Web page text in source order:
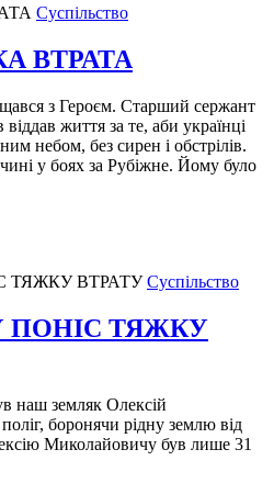
Суспільство
ВТРАТА
з Героєм. Старший сержант
життя за те, аби українці
небом, без сирен і обстрілів.
у боях за Рубіжне. Йому було
Суспільство
ПОНІС ТЯЖКУ
наш земляк Олексій
боронячи рідну землю від
Миколайовичу був лише 31